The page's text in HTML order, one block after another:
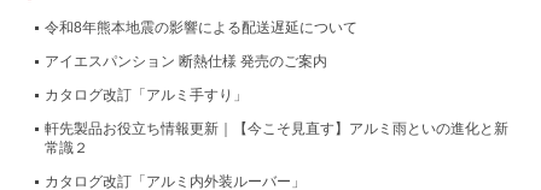
令和8年熊本地震の影響による配送遅延について
アイエスパンション 断熱仕様 発売のご案内
カタログ改訂「アルミ手すり」
軒先製品お役立ち情報更新｜【今こそ見直す】アルミ雨といの進化と新
常識２
カタログ改訂「アルミ内外装ルーバー」